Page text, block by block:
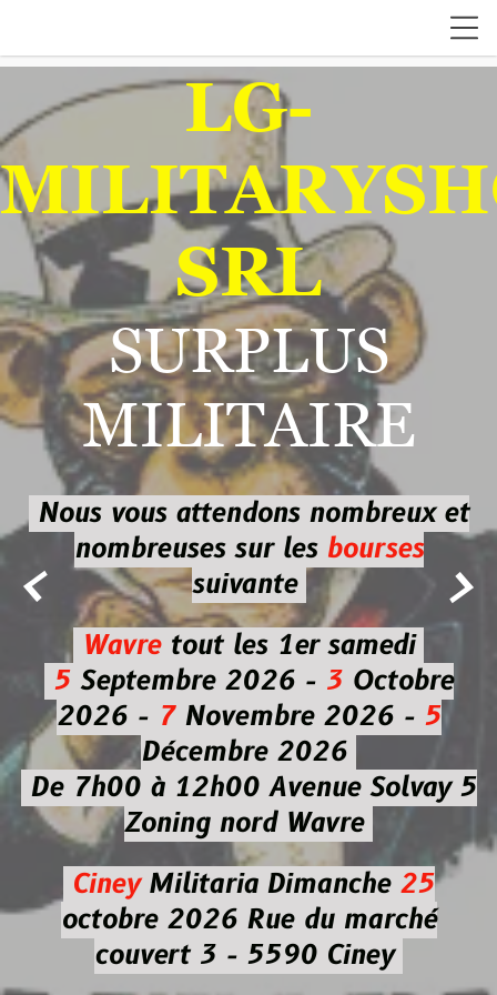
 
LG-
SRL
SURPLUS
MILITAIRE
Nous vous attendons nombreux et
nombreuses sur les bourses
suivante
Wavretout les 1er samedi
5Septembre 2026 - 3Octobre
2026 -7Novembre 2026 - 5
Décembre 2026
De 7h00 à 12h00 Avenue Solvay 5
Zoning nord Wavre
CineyMilitaria Dimanche 25
octobre 2026Rue du marché
couvert 3 - 5590 Ciney